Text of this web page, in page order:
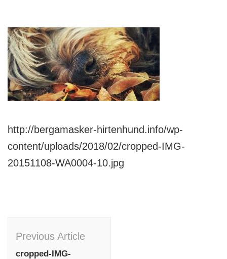
http://bergamasker-hirtenhund.info/wp-
content/uploads/2018/02/cropped-IMG-
20151108-WA0004-10.jpg
Navigation
Previous Article
cropped-IMG-